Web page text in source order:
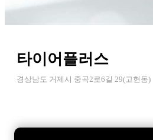
타이어플러스
경상남도 거제시 중곡2로6길 29(고현동)